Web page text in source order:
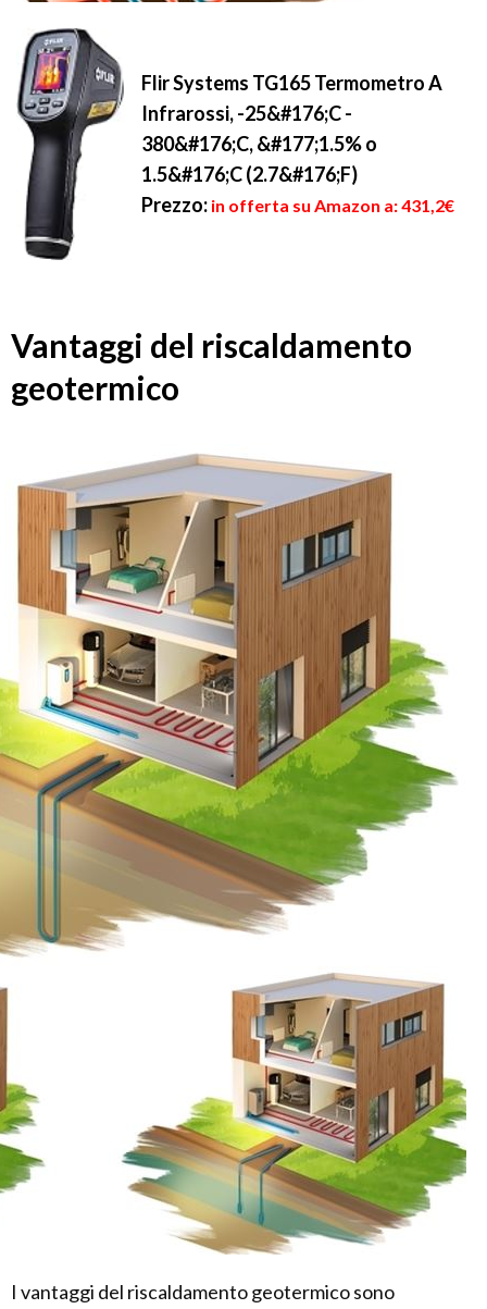
Flir Systems TG165 Termometro A
Infrarossi, -25&#176;C -
380&#176;C, &#177;1.5% o
1.5&#176;C (2.7&#176;F)
Prezzo: in offerta su Amazon a: 431,2€
Vantaggi del riscaldamento
geotermico
I vantaggi del riscaldamento geotermico sono